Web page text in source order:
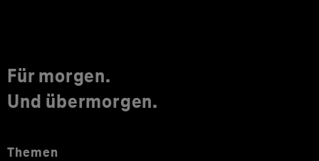
Für morgen.
Und übermorgen.
Themen